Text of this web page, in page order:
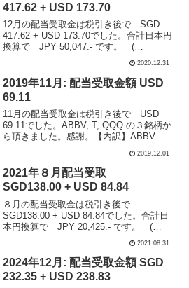
417.62 + USD 173.70
12月の配当受取金は税引き後で SGD
417.62 + USD 173.70でした。合計日本円
換算で JPY 50,047.- です。 (
SGD@77, USD@103)シンガポールの
2020.12.31
2019年11月: 配当受取金額 USD
69.11
11月の配当受取金は税引き後で USD
69.11でした。ABBV, T, QQQ の３銘柄か
ら頂きました。感謝。【内訳】ABBV
後）：$20.18T AT&T保有：130株配当受
取金（税引後）：$46...
2019.12.01
2021年８月配当受取
SGD138.00 + USD 84.84
８月の配当受取金は税引き後で
SGD138.00 + USD 84.84でした。合計日
本円換算で JPY 20,425.- です。 (
AAPL, QQQ, T の5銘柄から頂きました...
2021.08.31
2024年12月: 配当受取金額 SGD
232.35 + USD 238.83